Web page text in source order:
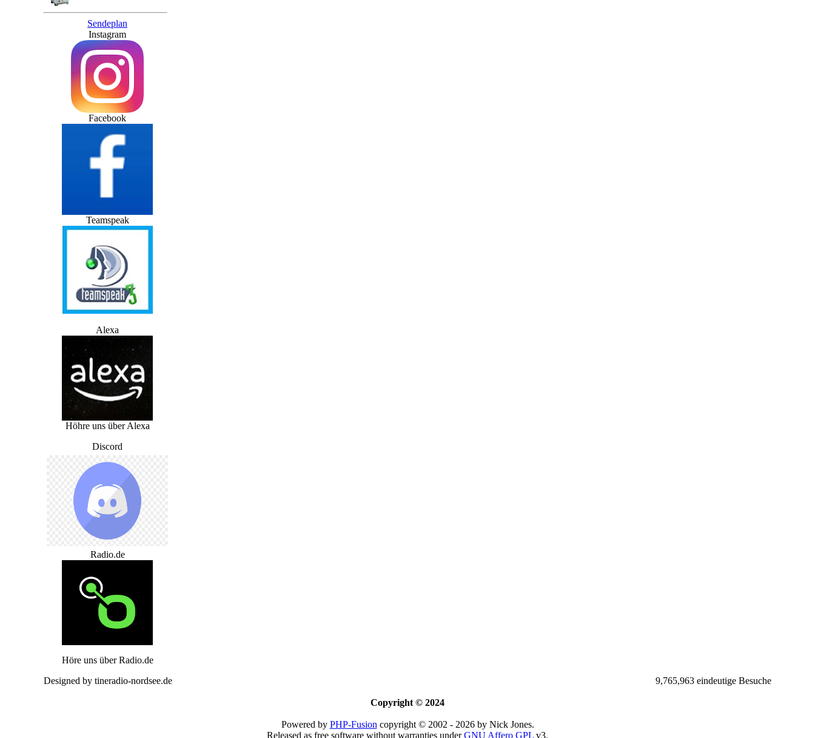
Sendeplan
Instagram
Facebook
Teamspeak
Alexa
Höhre uns über Alexa
Discord
Radio.de
Höre uns über Radio.de
Designed by tineradio-nordsee.de 9,765,963 eindeutige Besuche
Copyright © 2024
Powered by PHP-Fusion copyright © 2002 - 2026 by Nick Jones.
Released as free software without warranties underGNU Affero GPL v3.